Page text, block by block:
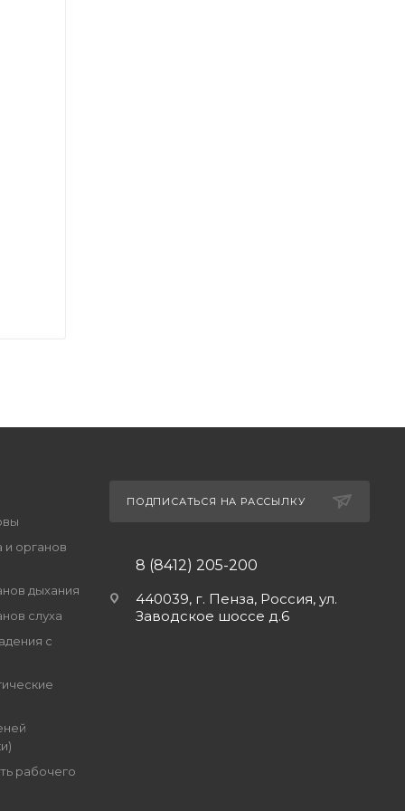
и органов
дыхания
слуха
с
рабочего
ПОДПИСАТЬСЯ НА РАССЫЛКУ
8 (8412) 205-200
440039, г. Пенза, Россия, ул.
Заводское шоссе д.6